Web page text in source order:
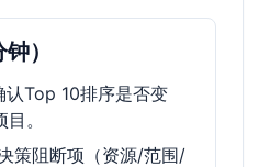
）
Top 10排序是否变
。
策阻断项（资源/范围/